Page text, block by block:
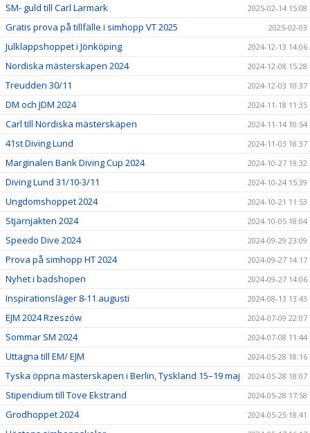
SM- guld till Carl Larmark 2025-02-14 15:08
Gratis prova på tillfälle i simhopp VT 2025 2025-02-03
Julklappshoppet i Jönköping 2024-12-13 14:06
Nordiska mästerskapen 2024 2024-12-08 15:28
Treudden 30/11 2024-12-03 10:37
DM och JDM 2024 2024-11-18 11:35
Carl till Nordiska mästerskapen 2024-11-14 10:54
41st Diving Lund 2024-11-03 18:37
Marginalen Bank Diving Cup 2024 2024-10-27 19:32
Diving Lund 31/10-3/11 2024-10-24 15:39
Ungdomshoppet 2024 2024-10-21 11:53
Stjärnjakten 2024 2024-10-05 18:04
Speedo Dive 2024 2024-09-29 23:09
Prova på simhopp HT 2024 2024-09-27 14:17
Nyhet i badshopen 2024-09-27 14:06
Inspirationsläger 8-11 augusti 2024-08-13 13:43
EJM 2024 Rzeszów 2024-07-09 22:07
Sommar SM 2024 2024-07-08 11:44
Uttagna till EM/ EJM 2024-05-28 18:16
Tyska öppna mästerskapen i Berlin, Tyskland 15–19 maj 2024-05-28 18:07
Stipendium till Tove Ekstrand 2024-05-28 17:58
Grodhoppet 2024 2024-05-25 18:41